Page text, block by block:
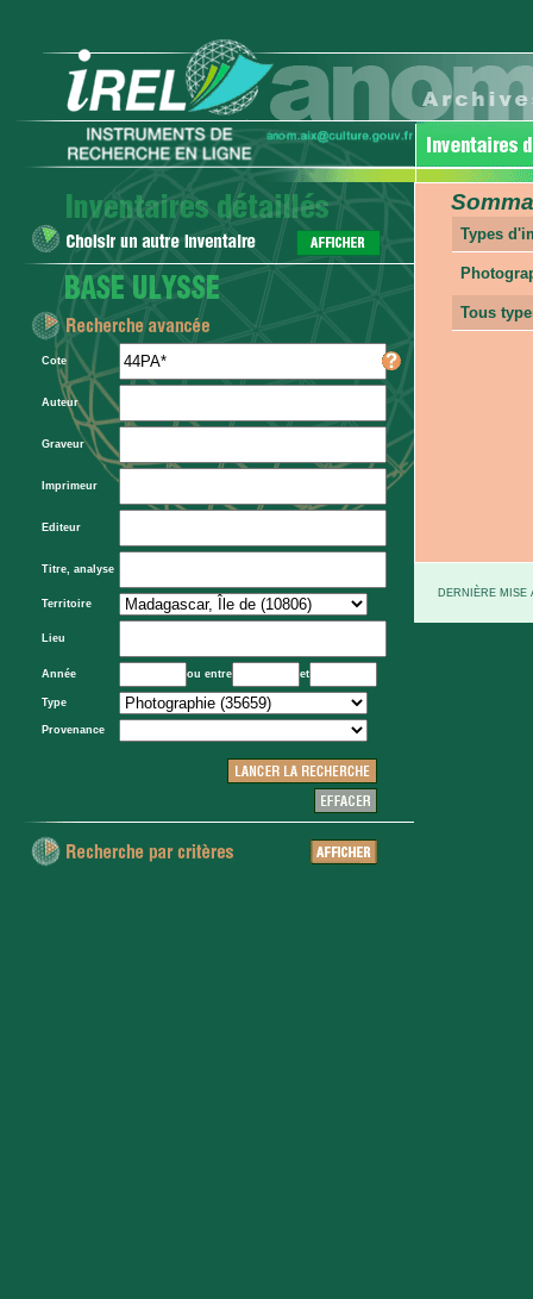
Cote
Auteur
Graveur
Imprimeur
Editeur
Titre, analyse
Territoire
Lieu
Année ou entre et
Type
Provenance
Types
Tous
DERNIÈRE MISE